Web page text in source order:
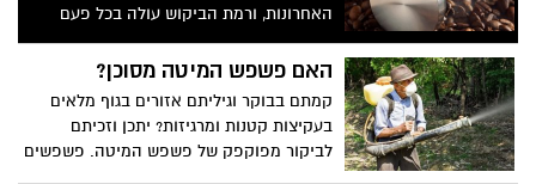
האחרונות, ורמת הביקוש עולה בכל פעם
מחדש. כיום נדיר מאוד להיכנס לעסק ולא
לראות בו מכונת קפה, מדובר על דבר בסיסי
האם פשפש המיטה מסוכן?
קמתם בבוקר וגיליתם אזורים בגוף מלאים
בעקיצות קטנות ומרגיזות? יתכן וזכיתם
לביקור מפוקפק של פשפש המיטה. פשפשים